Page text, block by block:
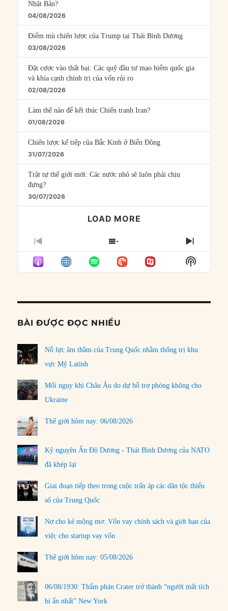
Nhật Bản?
04/08/2026
Điểm mù chiến lược của Trump tại Thái Bình Dương
03/08/2026
Đặt cược vào thất bại: Các quỹ đầu tư mạo hiểm quốc gia
và khía cạnh chính trị của vốn rủi ro
02/08/2026
Làm thế nào để kết thúc Chiến tranh Iran?
01/08/2026
Chiến lược kế tiếp của Bắc Kinh ở Biển Đông
31/07/2026
Trật tự thế giới mới: Các nước nhỏ sẽ luôn phải chịu
đựng?
30/07/2026
LOAD MORE
PREVIOUS
EPISODE
SHOW
EPISODES
LIST
NEXT
Show
Podcast
BÀI ĐƯỢC ĐỌC NHIỀU
Nỗ lực âm thầm của Trung Quốc nhằm thống trị khu
vực Mỹ Latinh
Mối nguy khi Châu Âu do dự hỗ trợ phòng không cho
Ukraine
Thế giới hôm nay: 06/08/2026
Kỷ nguyên Ấn Độ Dương - Thái Bình Dương của NATO
đã khép lại
Giai đoạn tiếp theo trong cuộc trấn áp các dân tộc thiểu
số của Trung Quốc
Nợ cho kẻ mộng mơ: Vốn vay chính sách và giới hạn của
việc cho startup vay vốn
Thế giới hôm nay: 05/08/2026
06/08/1930: Thẩm phán Crater trở thành “người mất tích
bí ẩn nhất” New York